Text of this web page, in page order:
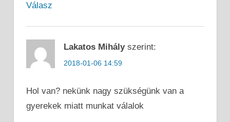
Válasz
Lakatos Mihály szerint:
2018-01-06 14:59
Hol van? nekünk nagy szükségünk van a
gyerekek miatt munkat válalok